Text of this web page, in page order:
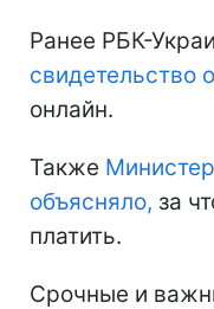
Ранее РБК-
свидетельство
онлайн.
Также
объясняло, за
платить.
Срочные и